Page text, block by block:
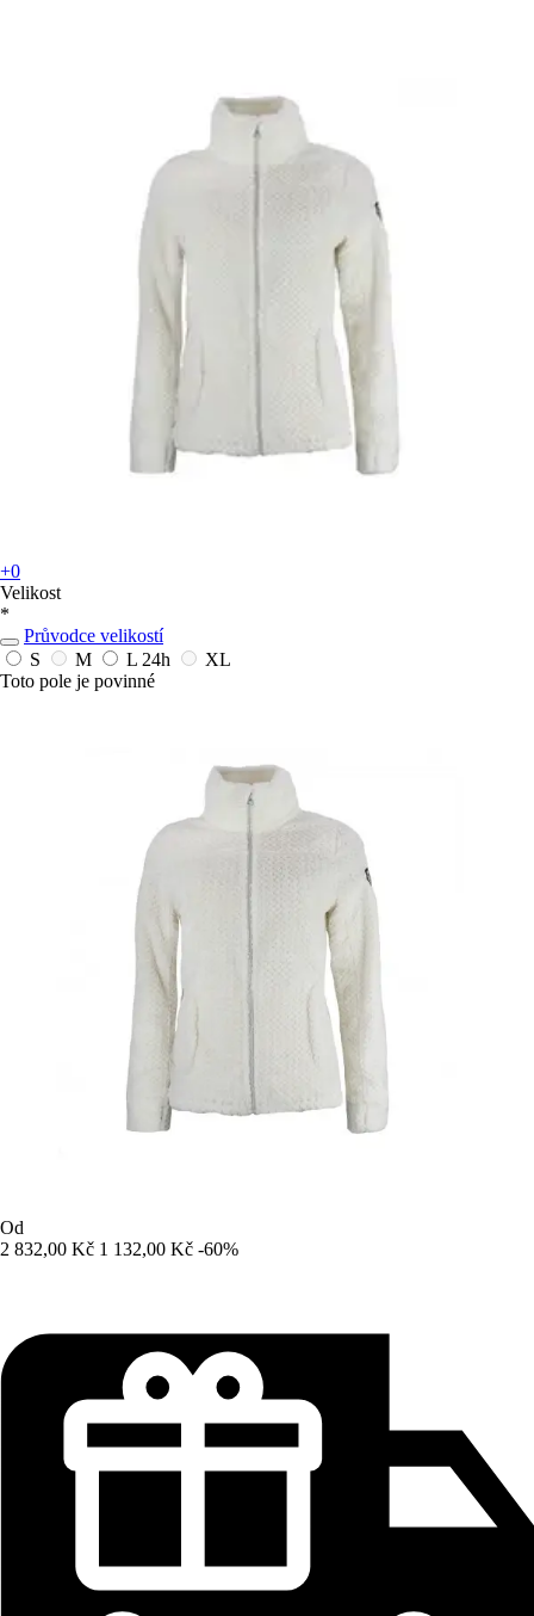
+0
Velikost
*
Průvodce velikostí
S
M L 24h
XL
Toto pole je povinné
Od
2 832,00 Kč 1 132,00 Kč -60%